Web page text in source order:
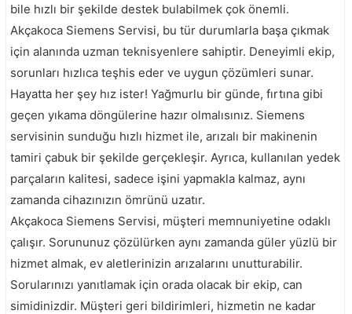
bile hızlı bir şekilde destek bulabilmek çok önemli.
Akçakoca Siemens Servisi, bu tür durumlarla başa çıkmak
için alanında uzman teknisyenlere sahiptir. Deneyimli ekip,
sorunları hızlıca teşhis eder ve uygun çözümleri sunar.
Hayatta her şey hız ister! Yağmurlu bir günde, fırtına gibi
geçen yıkama döngülerine hazır olmalısınız. Siemens
servisinin sunduğu hızlı hizmet ile, arızalı bir makinenin
tamiri çabuk bir şekilde gerçekleşir. Ayrıca, kullanılan yedek
parçaların kalitesi, sadece işini yapmakla kalmaz, aynı
zamanda cihazınızın ömrünü uzatır.
Akçakoca Siemens Servisi, müşteri memnuniyetine odaklı
çalışır. Sorununuz çözülürken aynı zamanda güler yüzlü bir
hizmet almak, ev aletlerinizin arızalarını unutturabilir.
Sorularınızı yanıtlamak için orada olacak bir ekip, can
simidinizdir. Müşteri geri bildirimleri, hizmetin ne kadar